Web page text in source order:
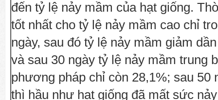
đến tỷ lệ nảy mầm của hạt giống.
tốt nhất cho tỷ lệ nảy mầm cao chỉ
ngày, sau đó tỷ lệ nảy mầm giảm
và sau 30 ngày tỷ lệ nảy mầm trung
phương pháp chỉ còn 28,1%; sau 50
thì hầu như hạt giống đã mất sức